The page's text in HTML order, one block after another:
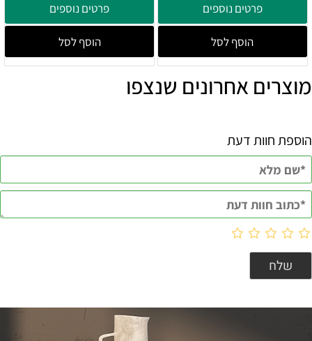
פרטים נוספים
הוסף לסל
פרטים נוספים
הוסף לסל
מוצרים אחרונים שנצפו
הוספת חוות דעת